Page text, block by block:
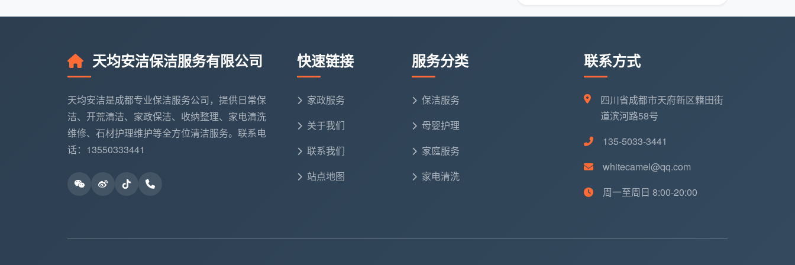
出范围会有明显差异。不同于家庭，企业保洁由于面积大、时耗长，所以市场价格基本对应不同的专
门参数标准：
一般写字楼清洁外包（常规保洁员）—— 成都市民营单位标准要求：一般为
3000元/月/人到
3600元/月/人 。此处报价含基本清洁工具和正常办公时间办公区及洗手间的消毒，根据2025年
至2026年两份公开的成都相关外包采购指标推算得知。
特殊岗位（技术型清洗、开荒、高空清洗）
：须增加技术人员薪酬，即一个除垢修护师傅的价格
天均安洁保洁服务有限公司
天均安洁是成都专业保洁服务公司，提供日常保
洁、开荒清洁、家政保洁、收纳整理、家电清洗
维修、石材护理维护等全方位清洁服务。联系电
话：13550333441
快速链接
家政服务
关于我们
联系我们
站点地图
服务分类
保洁服务
母婴护理
家庭服务
家电清洗
联系方式
四川省成都市天府新区籍田街
道滨河路58号
135-5033-3441
whitecamel@qq.com
周一至周日 8:00-20:00